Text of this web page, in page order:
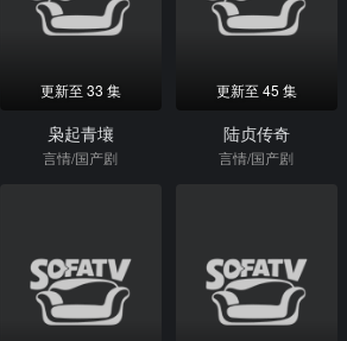
更新至 33 集
枭起青壤
言情/国产剧
更新至 45 集
陆贞传奇
言情/国产剧